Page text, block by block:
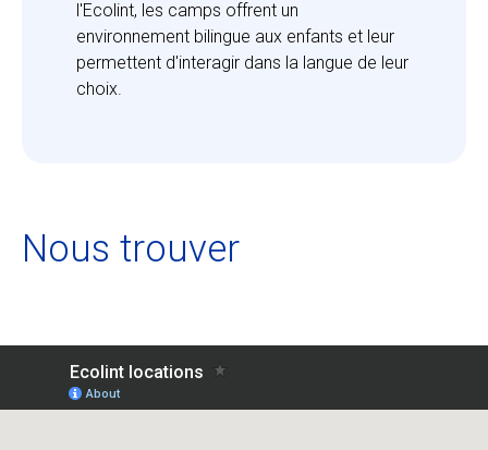
l'Ecolint, les camps offrent un
environnement bilingue aux enfants et leur
permettent d'interagir dans la langue de leur
choix.
Nous trouver